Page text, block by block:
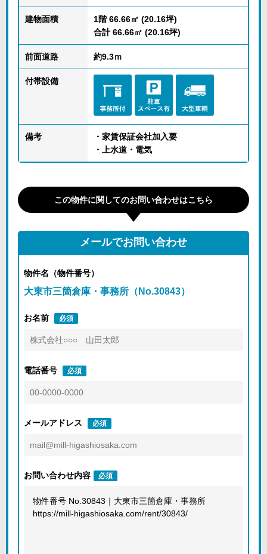
建物面積
1階 66.66㎡ (20.16坪)
合計 66.66㎡ (20.16坪)
前面道路 約9.3ｍ
付帯設備
備考
・家賃保証会社加入要
・上水道・電気
この物件に関してのお問い合わせはこちら
メールでお問い合わせ
物件名（物件番号）
大東市三箇倉庫・事務所（No.30843）
お名前 必須
電話番号 必須
メールアドレス 必須
お問い合わせ内容 必須